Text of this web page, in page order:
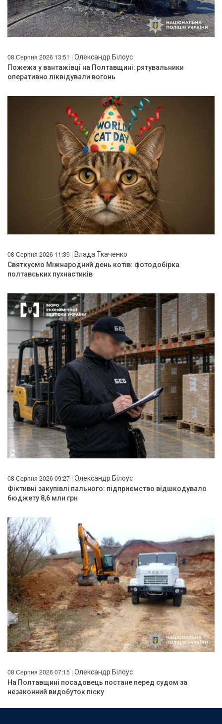
08 Серпня 2026 13:51 | Олександр Білоус
Пожежа у вантажівці на Полтавщині: рятувальники
оперативно ліквідували вогонь
08 Серпня 2026 11:39 | Влада Ткаченко
Святкуємо Міжнародний день котів: фотодобірка
полтавських пухнастиків
08 Серпня 2026 09:27 | Олександр Білоус
Фіктивні закупівлі пального: підприємство відшкодувало
бюджету 8,6 млн грн
08 Серпня 2026 07:15 | Олександр Білоус
На Полтавщині посадовець постане перед судом за
незаконний видобуток піску